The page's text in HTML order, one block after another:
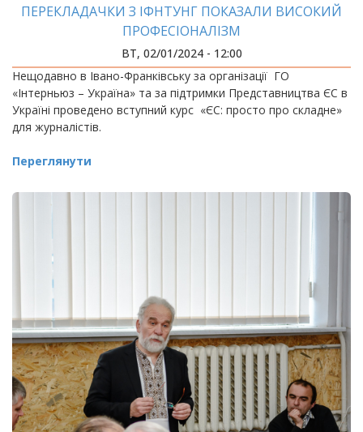
ПЕРЕКЛАДАЧКИ З ІФНТУНГ ПОКАЗАЛИ ВИСОКИЙ
ПРОФЕСІОНАЛІЗМ
ВТ, 02/01/2024 - 12:00
Нещодавно в Івано-Франківську за організації ГО
«Інтерньюз – Україна» та за підтримки Представництва ЄС в
Україні проведено вступний курс «ЄС: просто про складне»
для журналістів.
Переглянути